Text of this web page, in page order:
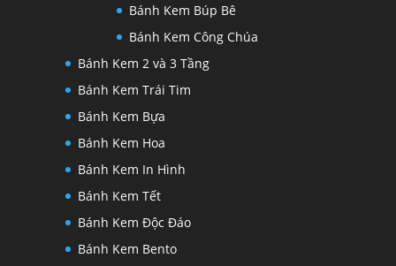
Bánh Kem Búp Bê
Bánh Kem Công Chúa
Bánh Kem 2 và 3 Tầng
Bánh Kem Trái Tim
Bánh Kem Bựa
Bánh Kem Hoa
Bánh Kem In Hình
Bánh Kem Tết
Bánh Kem Độc Đáo
Bánh Kem Bento